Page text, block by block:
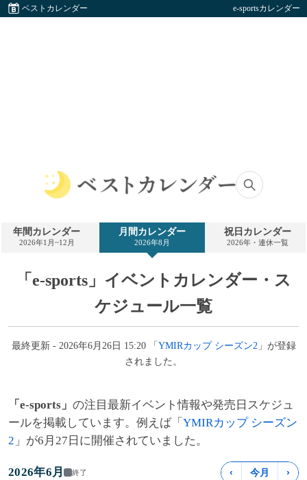
ベストカレンダー e-sportsカレンダー
ト
カ
ー
年間カレンダー
2026年1月~12月
月間カレンダー
2026年8月
祝日カレンダー
2026年・連休一覧
「e-sports」イベントカレンダー・ス
ケジュール一覧
最終更新 - 2026年6月26日 15:20 「YMIRカップ シーズン2 」が登録
されました。
「e-sports」 の注目最新イベント情報や発売日スケジュ
ールを掲載しています。例えば「 YMIRカップ シーズン
2 」が6月27日に開催されていました。
2026年6月 終了 ‹ 今月 ›